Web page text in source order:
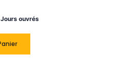
ouvrés